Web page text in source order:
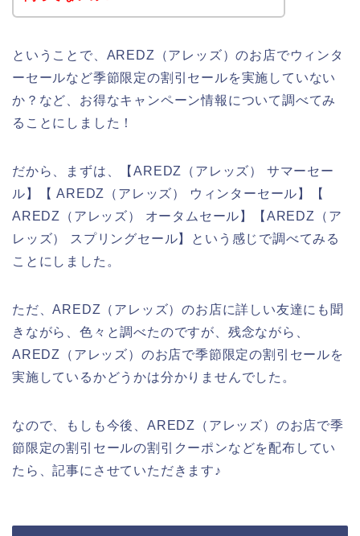
ということで、AREDZ（アレッズ）のお店でウィンタ
ーセールなど季節限定の割引セールを実施していない
か？など、お得なキャンペーン情報について調べてみ
ることにしました！
だから、まずは、【AREDZ（アレッズ） サマーセー
ル】【 AREDZ（アレッズ） ウィンターセール】【
AREDZ（アレッズ） オータムセール】【AREDZ（ア
レッズ） スプリングセール】という感じで調べてみる
ことにしました。
ただ、AREDZ（アレッズ）のお店に詳しい友達にも聞
きながら、色々と調べたのですが、残念ながら、
AREDZ（アレッズ）のお店で季節限定の割引セールを
実施しているかどうかは分かりませんでした。
なので、もしも今後、AREDZ（アレッズ）のお店で季
節限定の割引セールの割引クーポンなどを配布してい
たら、記事にさせていただきます♪